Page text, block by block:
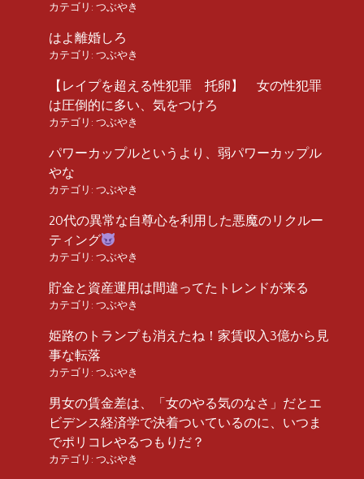
カテゴリ: つぶやき
はよ離婚しろ
カテゴリ: つぶやき
【レイプを超える性犯罪 托卵】 女の性犯罪
は圧倒的に多い、気をつけろ
カテゴリ: つぶやき
パワーカップルというより、弱パワーカップル
やな
カテゴリ: つぶやき
20代の異常な自尊心を利用した悪魔のリクルー
ティング
カテゴリ: つぶやき
貯金と資産運用は間違ってたトレンドが来る
カテゴリ: つぶやき
姫路のトランプも消えたね！家賃収入3億から見
事な転落
カテゴリ: つぶやき
男女の賃金差は、「女のやる気のなさ」だとエ
ビデンス経済学で決着ついているのに、いつま
でポリコレやるつもりだ？
カテゴリ: つぶやき